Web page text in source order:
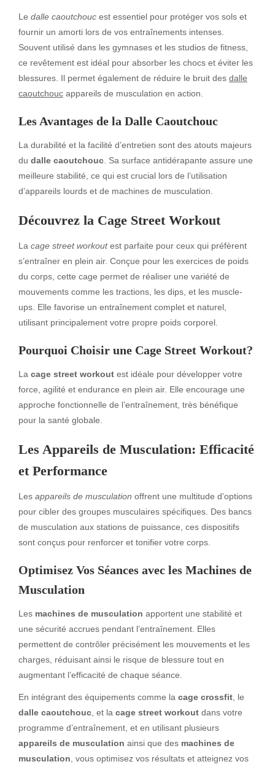
Le dalle caoutchouc est essentiel pour protéger vos sols et
fournir un amorti lors de vos entraînements intenses.
Souvent utilisé dans les gymnases et les studios de fitness,
ce revêtement est idéal pour absorber les chocs et éviter les
blessures. Il permet également de réduire le bruit des dalle
caoutchouc appareils de musculation en action.
Les Avantages de la Dalle Caoutchouc
La durabilité et la facilité d’entretien sont des atouts majeurs
du dalle caoutchouc . Sa surface antidérapante assure une
meilleure stabilité, ce qui est crucial lors de l’utilisation
d’appareils lourds et de machines de musculation.
Découvrez la Cage Street Workout
La cage street workoutest parfaite pour ceux qui préfèrent
s’entraîner en plein air. Conçue pour les exercices de poids
du corps, cette cage permet de réaliser une variété de
mouvements comme les tractions, les dips, et les muscle-
ups. Elle favorise un entraînement complet et naturel,
utilisant principalement votre propre poids corporel.
Pourquoi Choisir une Cage Street Workout?
La cage street workout est idéale pour développer votre
force, agilité et endurance en plein air. Elle encourage une
approche fonctionnelle de l’entraînement, très bénéfique
pour la santé globale.
Les Appareils de Musculation: Efficacité
et Performance
Les appareils de musculation offrent une multitude d’options
pour cibler des groupes musculaires spécifiques. Des bancs
de musculation aux stations de puissance, ces dispositifs
sont conçus pour renforcer et tonifier votre corps.
Optimisez Vos Séances avec les Machines de
Musculation
Les machines de musculation apportent une stabilité et
une sécurité accrues pendant l’entraînement. Elles
permettent de contrôler précisément les mouvements et les
charges, réduisant ainsi le risque de blessure tout en
augmentant l’efficacité de chaque séance.
En intégrant des équipements comme la cage crossfit , le
dalle caoutchouc , et la cage street workout dans votre
programme d’entraînement, et en utilisant plusieurs
appareils de musculation ainsi que des machines de
musculation , vous optimisez vos résultats et atteignez vos